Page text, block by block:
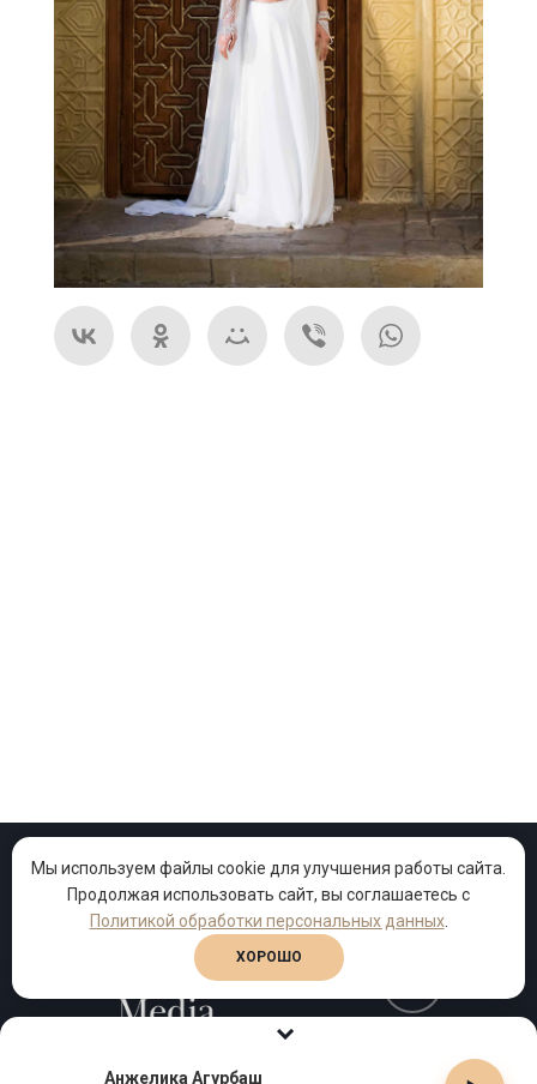
Анжелика Агурбаш
Проекты Песни Клипы
Телефон:+7 (495) 909-99-40
Мы используем файлы cookie для улучшения работы сайта.
Продолжая использовать сайт, вы соглашаетесь с
Политикой обработки персональных данных.
ХОРОШО